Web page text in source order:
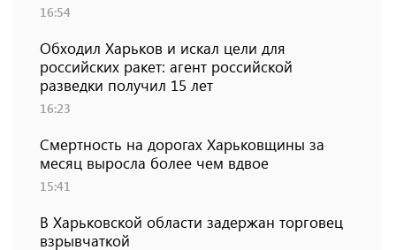
16:54
Обходил Харьков и искал цели для
российских ракет: агент российской
разведки получил 15 лет
16:23
Смертность на дорогах Харьковщины за
месяц выросла более чем вдвое
15:41
В Харьковской области задержан торговец
взрывчаткой